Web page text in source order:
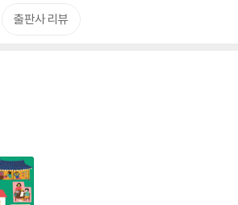
출판사 리뷰